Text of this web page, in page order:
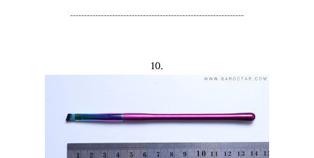
--------------------------------------------------------------
10.